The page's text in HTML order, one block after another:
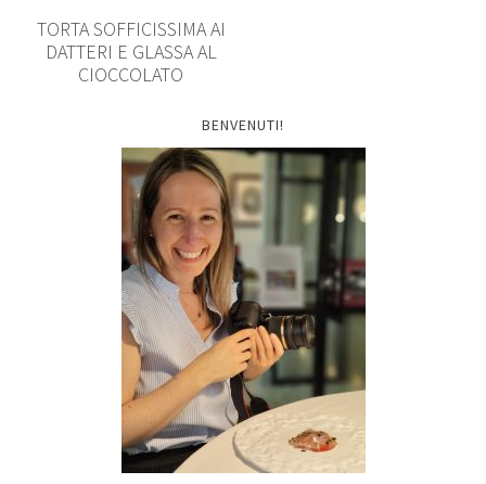
TORTA SOFFICISSIMA AI
DATTERI E GLASSA AL
CIOCCOLATO
BENVENUTI!